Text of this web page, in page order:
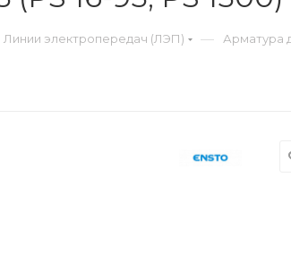
Линии электропередач (ЛЭП) — Арматура